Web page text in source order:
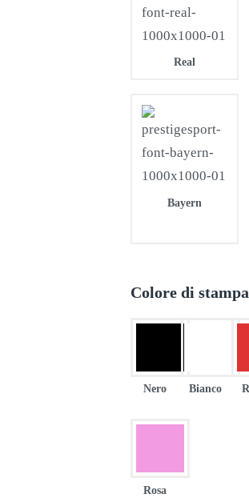
Real
Bayern
Colore di
Nero Bianco
Rosa